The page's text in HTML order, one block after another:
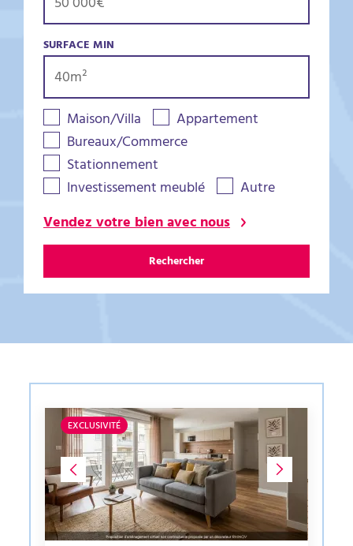
SURFACE MIN
Maison/Villa
Appartement
Bureaux/Commerce
Stationnement
Investissement meublé
Autre
Vendez votre bien avec nous
Rechercher
EXCLUSIVITÉ